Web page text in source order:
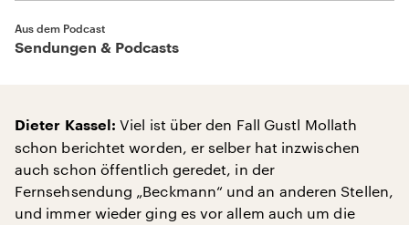
Aus dem Podcast
Sendungen & Podcasts
Dieter Kassel: Viel ist über den Fall Gustl Mollath
schon berichtet worden, er selber hat inzwischen
auch schon öffentlich geredet, in der
Fernsehsendung „Beckmann“ und an anderen Stellen,
und immer wieder ging es vor allem auch um die